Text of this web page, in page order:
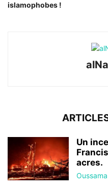
islamophobes !
Un
acres.
Oussama